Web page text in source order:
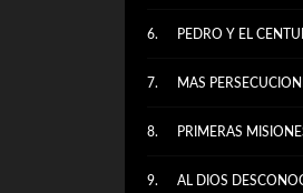
PEDRO Y EL
MAS
PRIMERAS
AL DIOS